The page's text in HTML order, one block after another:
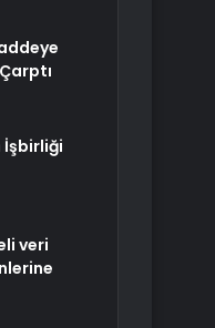
İşbirliği
veri